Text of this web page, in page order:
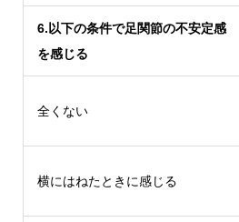
6.以下の条件で足関節の不安定感
を感じる
全くない
横にはねたときに感じる